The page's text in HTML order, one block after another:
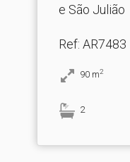
e São Julião
Ref: AR7483
90 m2
2